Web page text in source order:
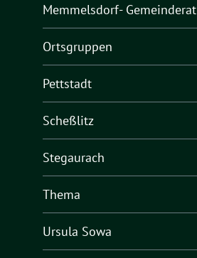
Memmelsdorf- Gemeinderat
Ortsgruppen
Pettstadt
Scheßlitz
Stegaurach
Thema
Ursula Sowa